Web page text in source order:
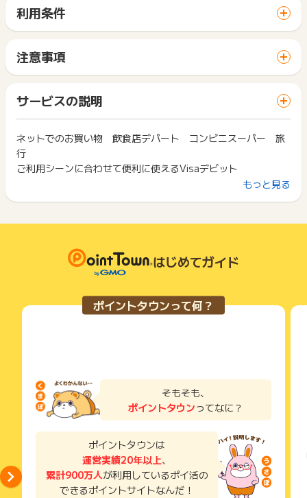
【獲得対象条件】
利用
※初めて「あおぞら銀行」に申込みされる方が対象
【獲得対象外条件】
※「あおぞら銀行」の口座をすでにお持ちの方
※同一ユーザーの二回目以降の申込み
※不備・不正・虚偽・重複・いたずら・キャンセル・架空の申込
※口座開設後、Visaデビット利用されなかった場合
※ポイントタウン以外の経由による、申込み・開設・初回ログイ
ンした場合
までお問い合わせください。ポイントについて、広告主に直接
利用条件
サイトに移動してからお申し込みやお買い物が完了するまでの
間に、同じブラウザ（※）で他のサイトに移動した場合はポイン
ト獲得ができません。
「 口座開設でポイントGET 」ボタンを押した時とサービス・
お買い物利用時で、デバイス・ブラウザが異なる場合はポイン
ト獲得ができません。
2回以上同じお買い物・サービスをご利用される場合は、毎回
ポイントタウンに戻り、「 口座開設でポイントGET 」ボタン
を押してからご利用ください。
下記の事項に該当する場合、広告主側で対象外とみなし、「獲
得無効」となる可能性があります。
て一度でも同サービス・お買い物を利用されたことがある場合
ご利用前には、Cookieの削除をおこなっていただくことを推奨
サービス・お買い物利用時にお電話など2つ以上の申し込み方
法がある場合、必ずサイト上のWEBフォームからお申し込みく
お申し込みやお買い物後、利用したサイトから送られる購入完
了などのメールは、ポイント獲得するまで必ず保管してくださ
獲得待ち・獲得失敗の状態でお問い合わせされる際に、該当の
メールを送っていただく場合がございます。
そのため、紛失・破棄された場合は対応いたしかねますので、
ご注意ください。
(※) SafariやChromeなどwebサイトを表示するアプリのこと
注意事項
一部のサービスにつきましては、1商品につき10円単位の金額
は切り捨てとなります。
ポイント獲得が1ポイント未満のものは切り捨てとなり、ポイ
ント履歴には記載されません。
原則として広告主側のポイント等を利用して支払われた金額分
につきましては、ポイントタウンのポイント獲得の対象には含
まれません。
広告主が運営しているサービスの都合もしくは会員様の都合で
商品の交換や一部でもキャンセルされた場合、ポイントが無効
各サービス・お買い物の獲得ポイントや獲得条件、キャンペー
れた時点の条件が適用されます。
条件を達成しているかどうかは各広告主ではなく、代理店が行
っているため、広告主はポイントに関する詳細を把握しており
そのため、ポイントタウンのポイントに関するお問い合わせを
広告主様に直接行わないようお願いいたします。
サービスの説明
ネットでのお買い物 飲食店デパート コンビニスーパー 旅
行
ご利用シーンに合わせて便利に使えるVisaデビット
もっと見る
はじめてガイド
ポイントタウンって何？
そもそも、
ポイントタウンってなに？
ポイントタウンは
運営実績20年以上、
累計900万人が利用しているポイ活の
できるポイントサイトなんだ！